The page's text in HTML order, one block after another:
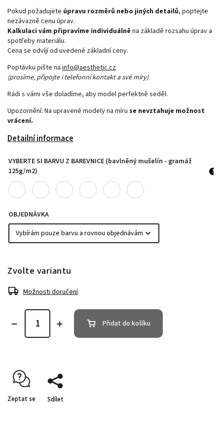
Pokud požadujete úpravu rozměrů nebo jiných detailů, poptejte
nezávazně cenu úprav.
Kalkulaci vám připravíme individuálně na základě rozsahu úprav a
spotřeby materiálu.
Cena se odvíjí od uvedené základní ceny.
Poptávku pište na info@aesthetic.cz
(prosíme, připojte i telefonní kontakt a své míry)
Rádi s vámi vše doladíme, aby model perfektně seděl.
Upozornění: Na upravené modelyna míru se nevztahuje možnost
vrácení.
Detailní informace
VYBERTE SI BARVU Z BAREVNICE (bavlněný mušelín - gramáž
125g/m2)
?
OBJEDNÁVKA
Zvolte variantu
Možnosti doručení
Přidat do košíku
Zeptat se Sdílet